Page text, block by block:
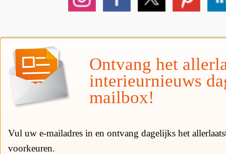
Ontvang het
interieurnieuws
mailbox!
Vul uw e-mailadres in en ontvang dagelijks het
voorkeuren.